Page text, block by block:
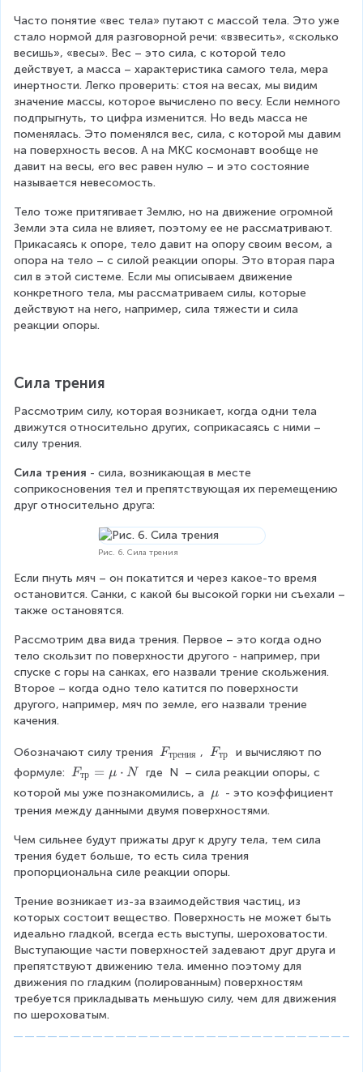
m
g
m
g
Часто понятие «вес тела» путают с массой тела. Это уже
стало нормой для разговорной речи: «взвесить», «сколько
весишь», «весы». Вес – это сила, с которой тело
действует, а масса – характеристика самого тела, мера
инертности. Легко проверить: стоя на весах, мы видим
значение массы, которое вычислено по весу. Если немного
подпрыгнуть, то цифра изменится. Но ведь масса не
поменялась. Это поменялся вес, сила, с которой мы давим
на поверхность весов. А на МКС космонавт вообще не
давит на весы, его вес равен нулю – и это состояние
называется невесомость.
Тело тоже притягивает Землю, но на движение огромной
Земли эта сила не влияет, поэтому ее не рассматривают.
Прикасаясь к опоре, тело давит на опору своим весом, а
опора на тело – с силой реакции опоры. Это вторая пара
сил в этой системе. Если мы описываем движение
конкретного тела, мы рассматриваем силы, которые
действуют на него, например, сила тяжести и сила
реакции опоры.
Сила трения
Рассмотрим силу, которая возникает, когда одни тела
движутся относительно других, соприкасаясь с ними –
силу трения.
Сила трения - сила, возникающая в месте
соприкосновения тел и препятствующая их перемещению
друг относительно друга:
Рис. 6. Сила трения
Если пнуть мяч – он покатится и через какое-то время
остановится. Санки, с какой бы высокой горки ни съехали –
также остановятся.
Рассмотрим два вида трения. Первое – это когда одно
тело скользит по поверхности другого - например, при
спуске с горы на санках, его назвали трение скольжения.
Второе – когда одно тело катится по поверхности
другого, например, мяч по земле, его назвали трение
качения.
Обозначают силу трения F
_
т
р
н
и
я
}
Fтрения , F
_
т
р
Fтр
и вычисляют по
формуле: F
_
р
}
=
m
u
\
c
d
o
t
N
Fтр = μ ⋅ N где N – сила реакции опоры, с
которой мы уже познакомились, а \
m
μ - это коэффициент
трения между данными двумя поверхностями.
Чем сильнее будут прижаты друг к другу тела, тем сила
трения будет больше, то есть сила трения
пропорциональна силе реакции опоры.
Трение возникает из-за взаимодействия частиц, из
которых состоит вещество. Поверхность не может быть
идеально гладкой, всегда есть выступы, шероховатости.
Выступающие части поверхностей задевают друг друга и
препятствуют движению тела. именно поэтому для
движения по гладким (полированным) поверхностям
требуется прикладывать меньшую силу, чем для движения
по шероховатым.